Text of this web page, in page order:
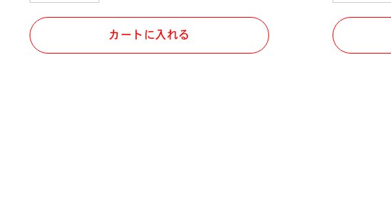
カートに入れる